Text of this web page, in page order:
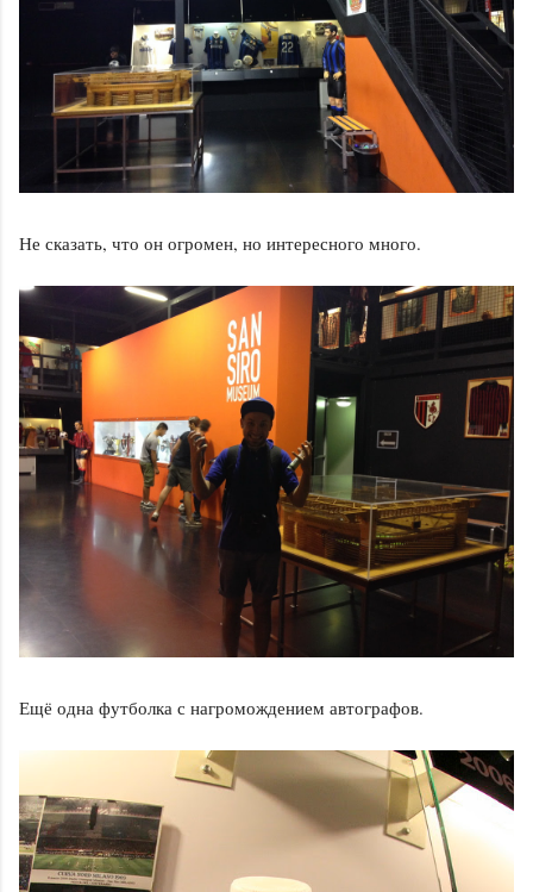
Не сказать, что он огромен, но интересного много.
Ещё одна футболка с нагромождением автографов.